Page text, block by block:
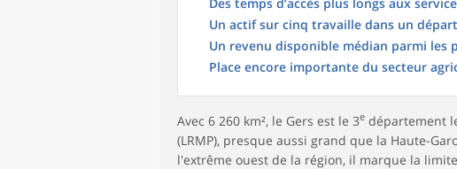
Un actif sur cinq travaille dans un
Un revenu disponible médian parmi les
Place encore importante du secteur
Avec 6 260 km², le Gers est le 3e département
(LRMP), presque aussi grand que la Haute-
l'extrême ouest de la région, il marque la